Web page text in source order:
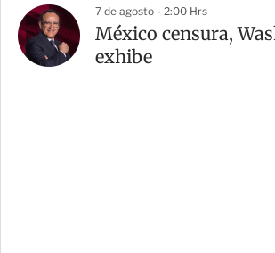
7 de agosto - 2:00 Hrs
México censura,
exhibe